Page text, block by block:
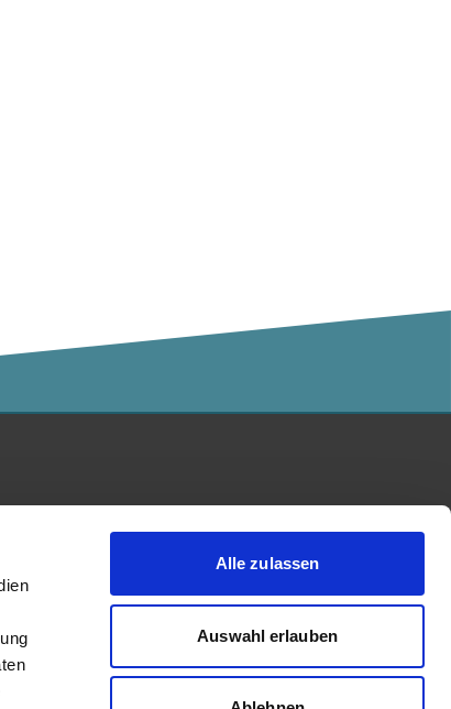
Alle zulassen
Auswahl erlauben
Kalaidos Fachhochschule